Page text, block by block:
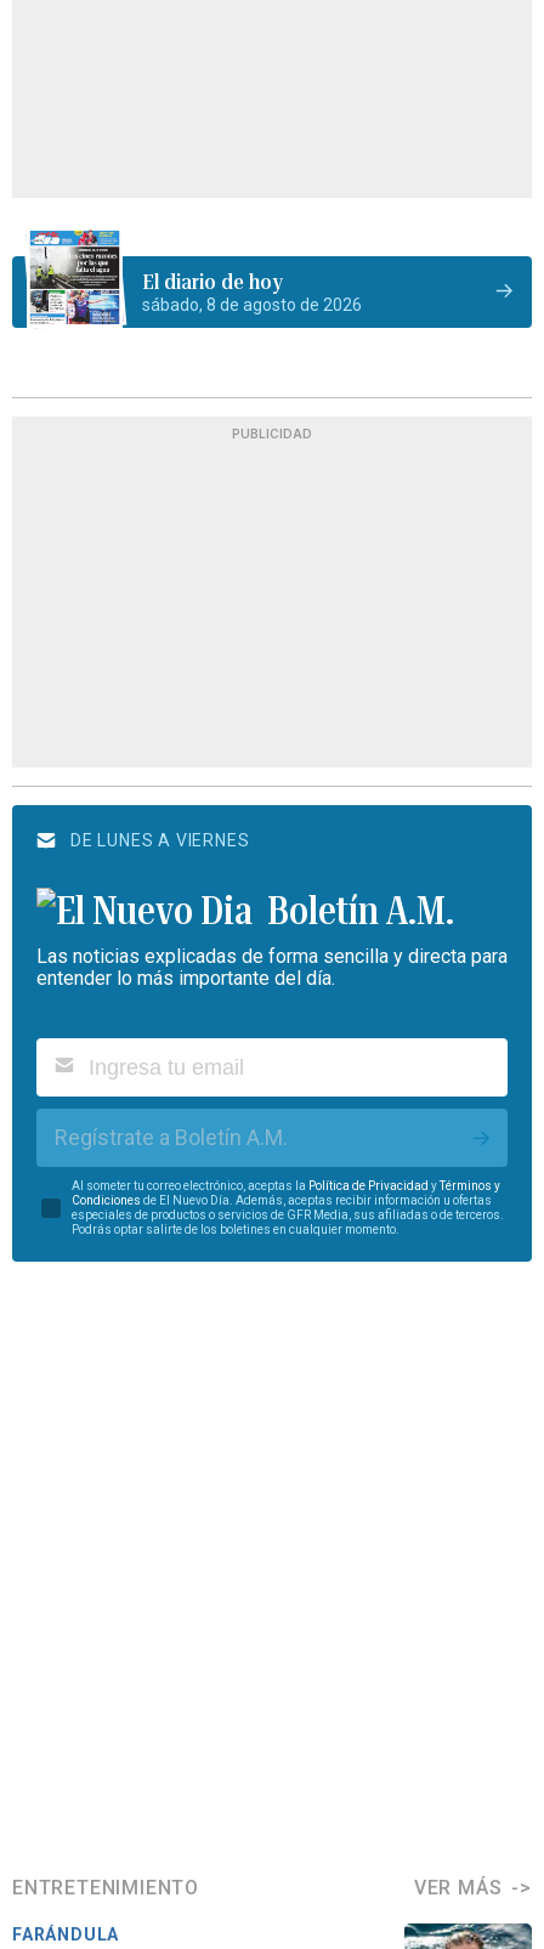
El diario de hoy
sábado, 8 de agosto de 2026
PUBLICIDAD
DE LUNES A VIERNES
Boletín A.M.
Las noticias explicadas de forma sencilla y directa para
entender lo más importante del día.
Regístrate a Boletín A.M.
Al someter tu correo electrónico, aceptas la Política de Privacidad y
Términos y
Condiciones de El Nuevo Día. Además, aceptas recibir información u ofertas
especiales de productos o servicios de GFR Media, sus afiliadas o de terceros.
Podrás optar salirte de los boletines en cualquier momento.
ENTRETENIMIENTO VER MÁS
FARÁNDULA